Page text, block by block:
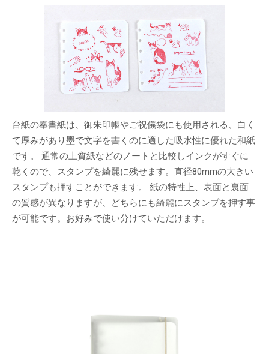
台紙の奉書紙は、御朱印帳やご祝儀袋にも使用される、白く
て厚みがあり墨で文字を書くのに適した吸水性に優れた和紙
です。 通常の上質紙などのノートと比較しインクがすぐに
乾くので、スタンプを綺麗に残せます。直径80mmの大きい
スタンプも押すことができます。 紙の特性上、表面と裏面
の質感が異なりますが、どちらにも綺麗にスタンプを押す事
が可能です。お好みで使い分けていただけます。